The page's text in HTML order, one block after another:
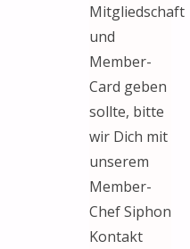
Mitgliedschaft
und
Member-
Card geben
sollte, bitte
wir Dich mit
unserem
Member-
Chef Siphon
Kontakt